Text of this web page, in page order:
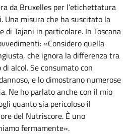
da Bruxelles per l’etichettatura
Una misura che ha suscitato la
di Tajani in particolare. In Toscana
«Considero quella
che ignora la differenza tra
alcol. Se consumato con
e lo dimostrano numerose
Ne ho parlato anche con il mio
quanto sia pericoloso il
del Nutriscore. È uno
fermamente».